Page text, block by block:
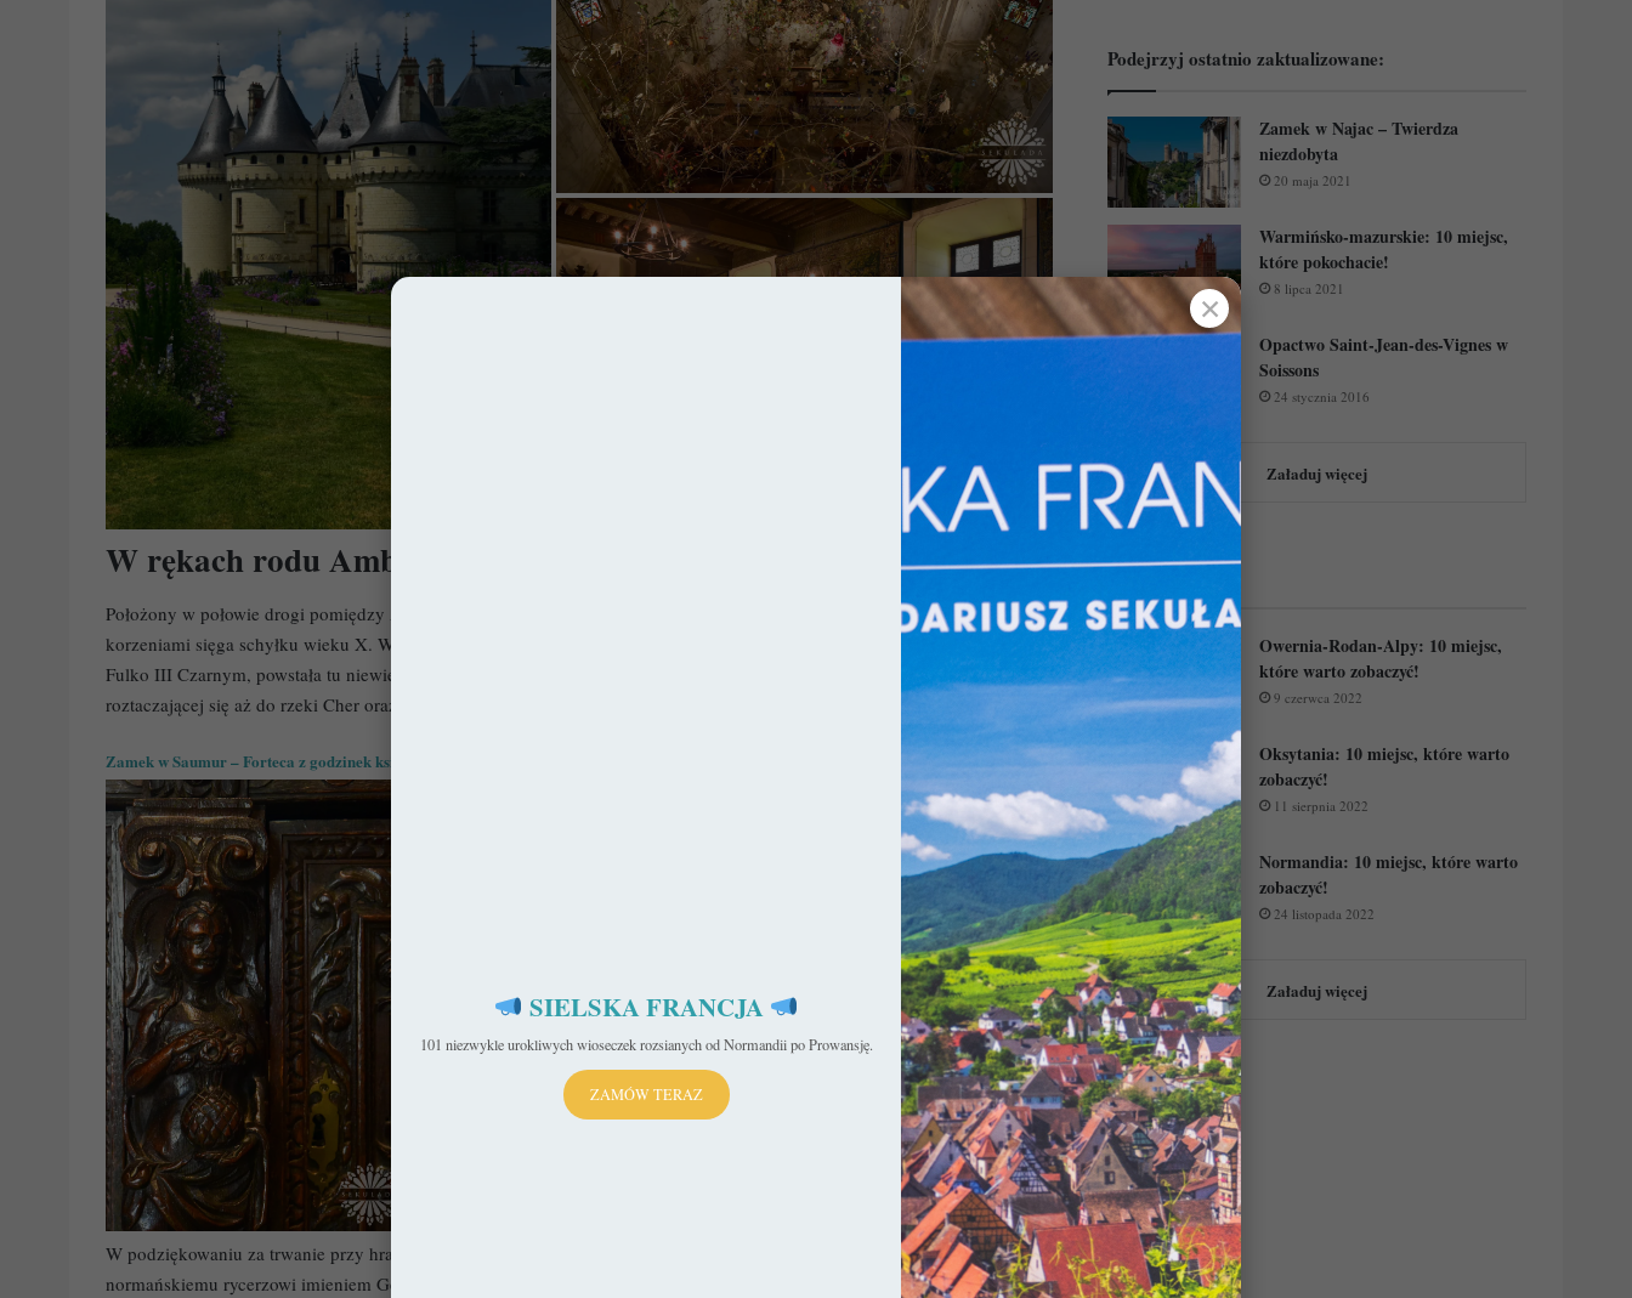
W rękach rodu Amboise
Położony w połowie drogi pomiędzy Amboise i Blois zamek w Chaumont (fr. Château de Chaumont-sur-Loire)swymi
korzeniami sięga schyłku wieku X. Wtedy to też, w obliczu konfliktu hrabiego Blois – Eudesa I z hrabią Andegawenii –
Fulko III Czarnym, powstała tu niewielka forteca. Jej głównym zadanie była obserwacja i obrona brzegów Loary, niziny
roztaczającej się aż do rzeki Cher oraz Doliny Beuvron.
Zamek w Saumur – Forteca z godzinek księcia de Berry
W podziękowaniu za trwanie przy hrabim Eudesie, jak i jego synu – Eudesie II, zamek w Chaumont przekazano
normańskiemu rycerzowi imieniem Gelduin. Niedługo po tym stał się on częścią posagu jego córki, Denise de Fougères,
Podejrzyj ostatnio zaktualizowane:
Zamek w Najac – Twierdza
niezdobyta
20 maja 2021
Warmińsko-mazurskie: 10 miejsc,
które pokochacie!
8 lipca 2021
Opactwo Saint-Jean-des-Vignes w
Soissons
24 stycznia 2016
Załaduj więcej
Regiony Francji:
Owernia-Rodan-Alpy: 10 miejsc,
które warto zobaczyć!
9 czerwca 2022
Oksytania: 10 miejsc, które warto
zobaczyć!
11 sierpnia 2022
Normandia: 10 miejsc, które warto
zobaczyć!
24 listopada 2022
Załaduj więcej
✕
SIELSKA FRANCJA
101 niezwykle urokliwych wioseczek rozsianych od Normandii po Prowansję.
ZAMÓW TERAZ